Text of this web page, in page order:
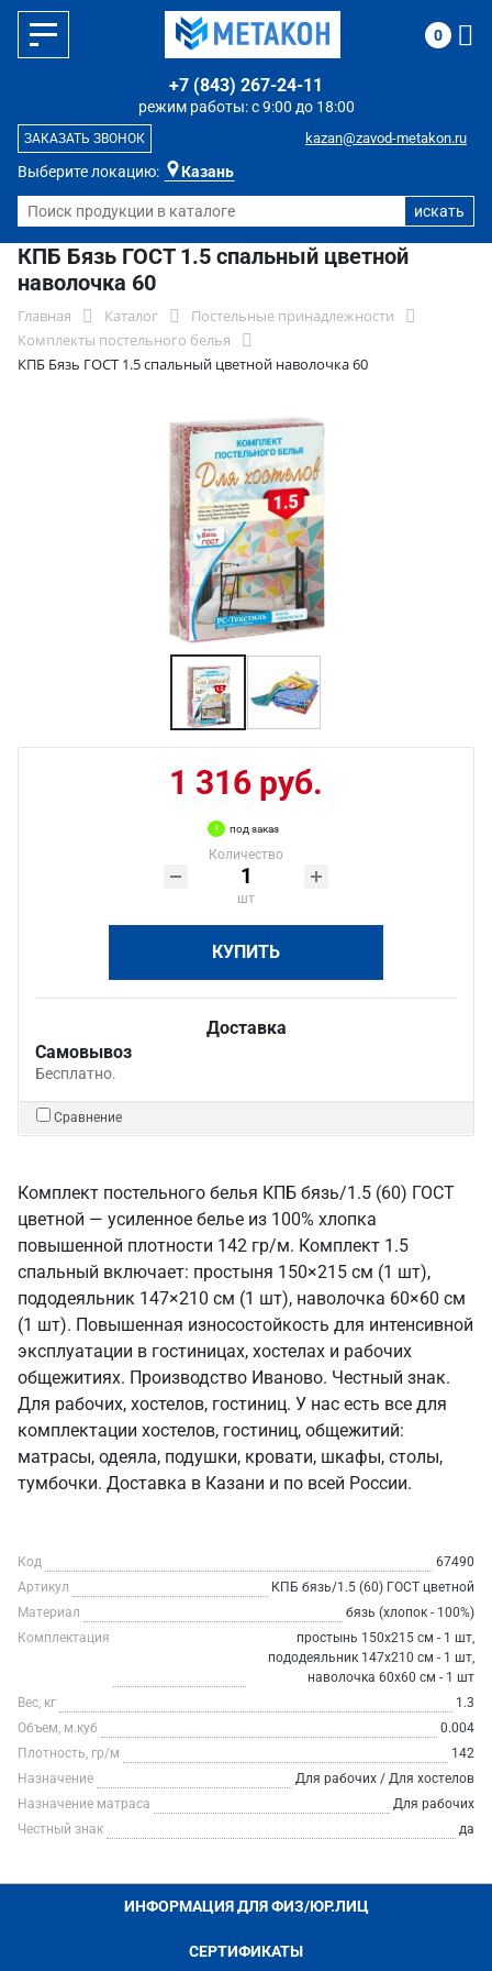
Выберите локацию: Казань
режим работы: с 9:00 до 18:00
+7 (843) 267-24-11
kazan@zavod-metakon.ru
ЗАКАЗАТЬ ЗВОНОК
0
КПБ Бязь ГОСТ 1.5 спальный цветной
наволочка 60
Главная Каталог
Постельные принадлежности
Комплекты постельного белья
КПБ Бязь ГОСТ 1.5 спальный цветной наволочка 60
1 316 руб.
под заказ
Количество
шт
КУПИТЬ
Доставка
Самовывоз
Бесплатно.
Сравнение
Комплект постельного белья КПБ бязь/1.5 (60) ГОСТ
цветной — усиленное белье из 100% хлопка
повышенной плотности 142 гр/м. Комплект 1.5
спальный включает: простыня 150×215 см (1 шт),
пододеяльник 147×210 см (1 шт), наволочка 60×60 см
(1 шт). Повышенная износостойкость для интенсивной
эксплуатации в гостиницах, хостелах и рабочих
общежитиях. Производство Иваново. Честный знак.
Для рабочих, хостелов, гостиниц. У нас есть все для
комплектации хостелов, гостиниц, общежитий:
матрасы, одеяла, подушки, кровати, шкафы, столы,
тумбочки. Доставка в Казани и по всей России.
Код
67490
Артикул
КПБ бязь/1.5 (60) ГОСТ цветной
Материал
бязь (хлопок - 100%)
Комплектация
простынь 150х215 см - 1 шт,
пододеяльник 147х210 см - 1 шт,
наволочка 60х60 см - 1 шт
Вес, кг
1.3
Объем, м.куб
0.004
Плотность, гр/м
142
Назначение
Для рабочих / Для хостелов
Назначение матраса
Для рабочих
Честный знак
да
ИНФОРМАЦИЯ ДЛЯ ФИЗ/ЮР.ЛИЦ
СЕРТИФИКАТЫ